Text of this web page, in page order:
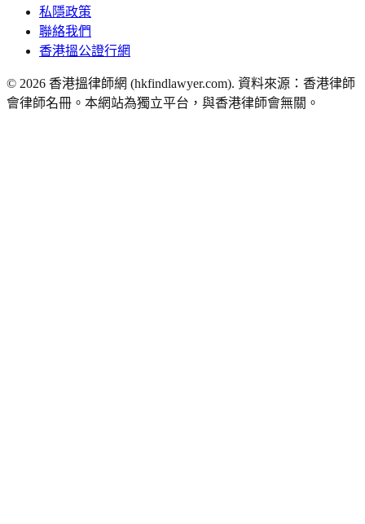
私隱政策
聯絡我們
香港搵公證行網
© 2026 香港搵律師網 (hkfindlawyer.com). 資料來源：香港律師
會律師名冊。本網站為獨立平台，與香港律師會無關。